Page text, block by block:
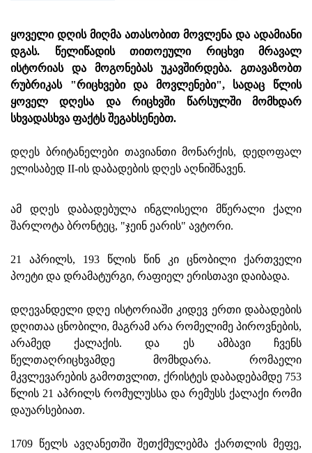
ყოველი დღის მიღმა ათასობით მოვლენა და ადამიანი
დგას. წელიწადის თითოეული რიცხვი მრავალ
ისტორიას და მოგონებას უკავშირდება. გთავაზობთ
რუბრიკას "რიცხვები და მოვლენები", სადაც წლის
ყოველ დღესა და რიცხვში წარსულში მომხდარ
სხვადასხვა ფაქტს შეგახსენებთ.
დღეს ბრიტანელები თავიანთი მონარქის, დედოფალ
ელისაბედ II-ის დაბადების დღეს აღნიშნავენ.
ამ დღეს დაბადებულა ინგლისელი მწერალი ქალი
შარლოტა ბრონტეც, "ჯეინ ეარის" ავტორი.
21 აპრილს, 193 წლის წინ კი ცნობილი ქართველი
პოეტი და დრამატურგი, რაფიელ ერისთავი დაიბადა.
დღევანდელი დღე ისტორიაში კიდევ ერთი დაბადების
დღითაა ცნობილი, მაგრამ არა რომელიმე პიროვნების,
არამედ ქალაქის. და ეს ამბავი ჩვენს
წელთაღრიცხვამდე მომხდარა. რომაელი
მკვლევარების გამოთვლით, ქრისტეს დაბადებამდე 753
წლის 21 აპრილს რომულუსსა და რემუსს ქალაქი რომი
დაუარსებიათ.
1709 წელს ავღანეთში შეთქმულებმა ქართლის მეფე,